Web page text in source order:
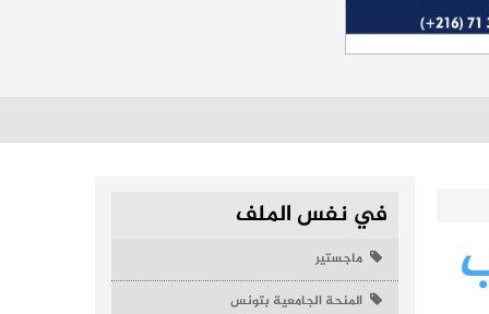
في نفس الملف
ماجستير
المنحة الجامعية بتونس